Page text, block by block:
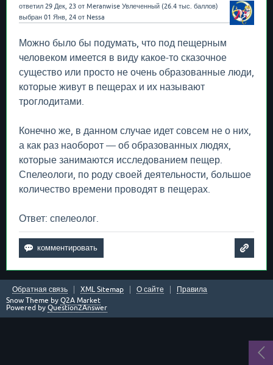
ответил 29 Дек, 23 от Meranwise Увлеченный (26.4 тыс. баллов)
выбран 01 Янв, 24 от Nessa
Можно было бы подумать, что под пещерным
человеком имеется в виду какое-то сказочное
существо или просто не очень образованные люди,
которые живут в пещерах и их называют
троглодитами.
Конечно же, в данном случае идет совсем не о них,
а как раз наоборот — об образованных людях,
которые занимаются исследованием пещер.
Спелеологи, по роду своей деятельности, большое
количество времени проводят в пещерах.
Ответ: спелеолог.
Обратная связь XML Sitemap О сайте
Правила
Snow Theme by Q2A Market
Powered by Question2Answer